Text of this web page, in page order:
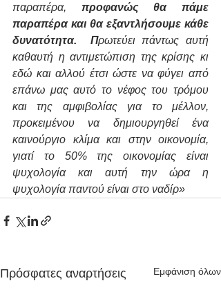
παραπέρα, προφανώς θα πάμε
παραπέρα και θα εξαντλήσουμε κάθε
δυνατότητα.  Πρωτεύει πάντως αυτή
καθαυτή η αντιμετώπιση της κρίσης κι
εδώ και αλλού έτσι ώστε να φύγει από
επάνω μας αυτό το νέφος του τρόμου
και της αμφιβολίας για το μέλλον,
προκειμένου να δημιουργηθεί ένα
καινούργιο κλίμα και στην οικονομία,
γιατί το 50% της οικονομίας είναι
ψυχολογία και αυτή την ώρα η
ψυχολογία παντού είναι στο ναδίρ»
Πρόσφατες αναρτήσεις Εμφάνιση όλων